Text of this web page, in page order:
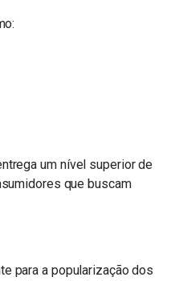
um nível superior de
que buscam
para a popularização dos